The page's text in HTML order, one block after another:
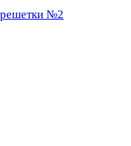
решетки №2